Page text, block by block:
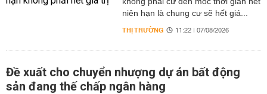
niên hạn là chung cư sẽ hết giá...
THỊ TRƯỜNG 11:22 | 07/08/2026
Đề xuất cho chuyển nhượng dự án bất động
sản đang thế chấp ngân hàng